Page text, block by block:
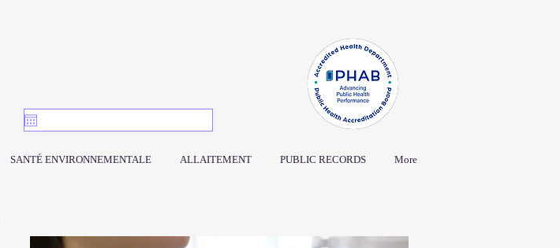
SANTÉ ENVIRONNEMENTALE ALLAITEMENT PUBLIC RECORDS More